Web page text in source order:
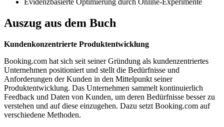
Evidenzbasierte Optimierung durch Online-Experimente
Auszug aus dem Buch
Kundenkonzentrierte Produktentwicklung
Booking.com hat sich seit seiner Gründung als kundenzentriertes
Unternehmen positioniert und stellt die Bedürfnisse und
Anforderungen der Kunden in den Mittelpunkt seiner
Produktentwicklung. Das Unternehmen sammelt kontinuierlich
Feedback und Daten von Kunden, um deren Bedürfnisse besser zu
verstehen und auf diese einzugehen. Dazu setzt Booking.com auf
verschiedene Methoden.